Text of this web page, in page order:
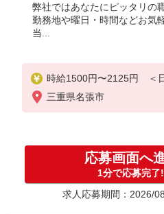
弊社ではあなたにピッタリの
勤務地や曜日・時間などお気
当...
時給1500円〜2125円 ＜
全支給(ガソリン代含む)＞
三重県名張市
応募画面へ
1分で応募完了
求人応募期間：2026/